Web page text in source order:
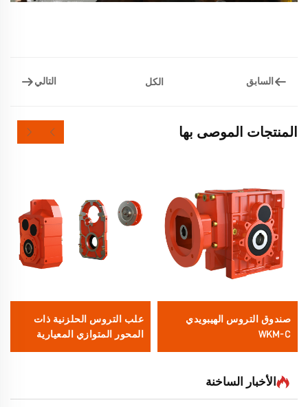
السابق الكل التالي
المنتجات الموصى بها
صندوق التروس الهيبويدي
WKM-C
علب التروس الحلزنية ذات
المحور المتوازي المعيارية
الأخبار الساخنة